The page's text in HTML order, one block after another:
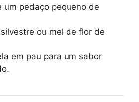
um pedaço pequeno de
ou mel de flor de
em pau para um sabor